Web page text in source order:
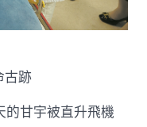
古跡
甘宇被直升飛機